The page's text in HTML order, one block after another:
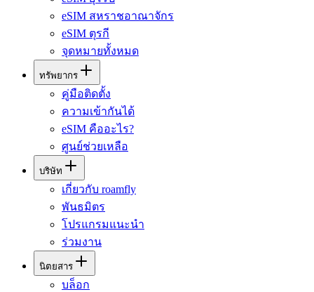
eSIM สหราชอาณาจักร
eSIM ตุรกี
จุดหมายทั้งหมด
ทรัพยากร
คู่มือติดตั้ง
ความเข้ากันได้
eSIM คืออะไร?
ศูนย์ช่วยเหลือ
บริษัท
เกี่ยวกับ roamfly
พันธมิตร
โปรแกรมแนะนำ
ร่วมงาน
นิตยสาร
บล็อก